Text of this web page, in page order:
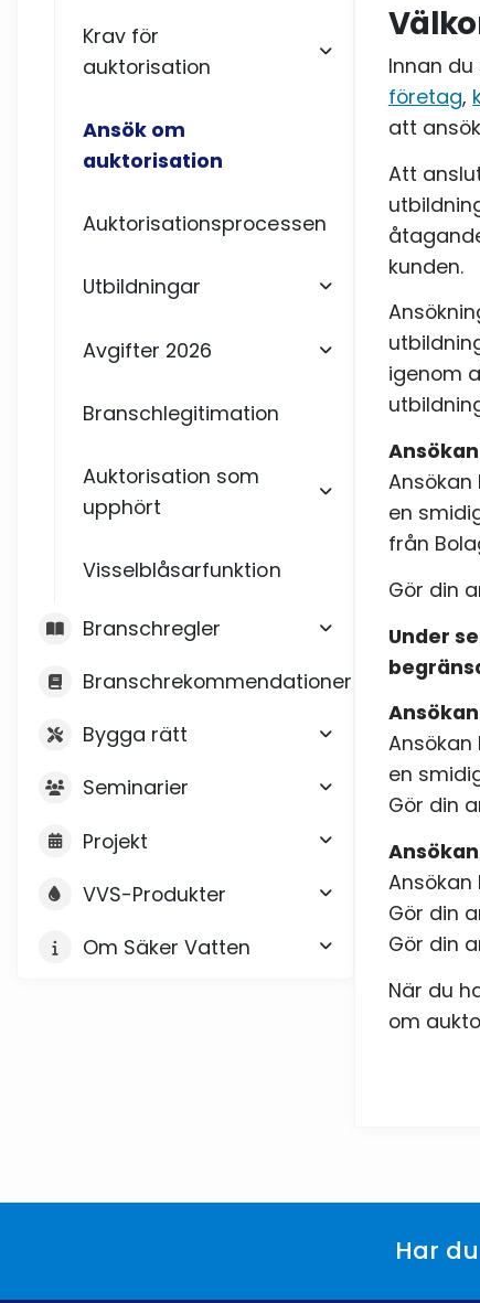
Krav för
auktorisation
Ansök om
auktorisation
Auktorisationsprocessen
Utbildningar
Avgifter 2026
Branschlegitimation
Auktorisation som
upphört
Visselblåsarfunktion
Branschregler
Branschrekommendationer
Bygga rätt
Seminarier
Projekt
VVS-Produkter
Om Säker Vatten
Innan
företag,
att
Att
kunden.
igenom
en
från
Gör din
Under
en
Gör din
Gör din
Gör din
När du
om
Har